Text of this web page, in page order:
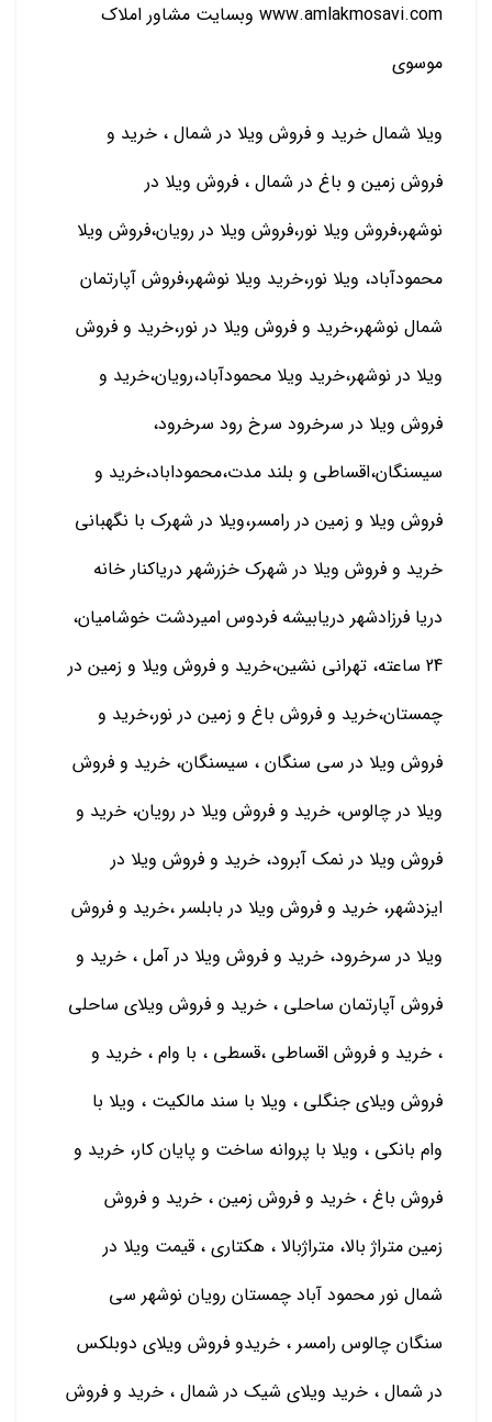
www.amlakmosavi.com وبسایت مشاور املاک
موسوی
ویلا شمال خرید و فروش ویلا در شمال ، خرید و
فروش زمین و باغ در شمال ، فروش ویلا در
نوشهر،فروش ویلا نور،فروش ويلا در رویان،فروش ويلا
محمودآباد، ویلا نور،خرید ويلا نوشهر،فروش آپارتمان
شمال نوشهر،خرید و فروش ویلا در نور،خرید و فروش
ویلا در نوشهر،خرید ویلا محمودآباد،رویان،خرید و
فروش ویلا در سرخرود سرخ رود سرخرود،
سیسنگان،اقساطی و بلند مدت،محموداباد،خرید و
فروش ویلا و زمین در رامسر،ویلا در شهرک با نگهبانی
خرید و فروش ویلا در شهرک خزرشهر دریاکنار خانه
دریا فرزادشهر دریابیشه فردوس امیردشت خوشامیان،
24 ساعته، تهرانی نشین،خرید و فروش ویلا و زمین در
چمستان،خرید و فروش باغ و زمین در نور،خرید و
فروش ویلا در سی سنگان ، سیسنگان، خرید و فروش
ویلا در چالوس، خرید و فروش ویلا در رویان، خرید و
فروش ویلا در نمک آبرود، خرید و فروش ویلا در
ایزدشهر، خرید و فروش ویلا در بابلسر ،خرید و فروش
ویلا در سرخرود، خرید و فروش ویلا در آمل ، خرید و
فروش آپارتمان ساحلی ، خرید و فروش ویلای ساحلی
، خرید و فروش اقساطی ،قسطی ، با وام ، خرید و
فروش ویلای جنگلی ، ویلا با سند مالکیت ، ویلا با
وام بانکی ، ویلا با پروانه ساخت و پایان کار، خرید و
فروش باغ ، خرید و فروش زمین ، خرید و فروش
زمین متراژ بالا، متراژبالا ، هکتاری ، قیمت ویلا در
شمال نور محمود آباد چمستان رویان نوشهر سی
سنگان چالوس رامسر ، خریدو فروش ویلای دوبلکس
در شمال ، خرید ویلای شیک در شمال ، خرید و فروش